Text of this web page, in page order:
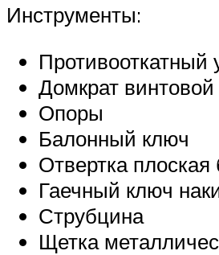
Инструменты:
Противооткатный
Домкрат винтовой
Опоры
Балонный ключ
Отвертка
Гаечный ключ
Струбцина
Щетка